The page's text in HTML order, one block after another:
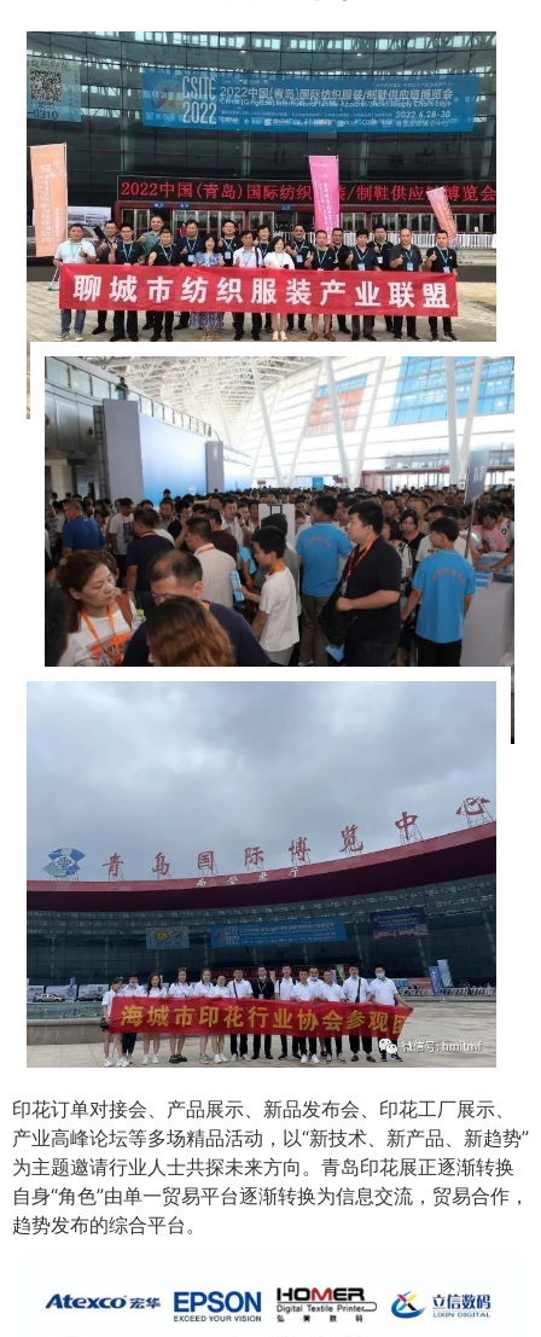
印花订单对接会、产品展示、新品发布会、印花工厂展示、
产业高峰论坛等多场精品活动，以“新技术、新产品、新趋势”
为主题邀请行业人士共探未来方向。青岛印花展正逐渐转换
自身“角色”由单一贸易平台逐渐转换为信息交流，贸易合作，
趋势发布的综合平台。